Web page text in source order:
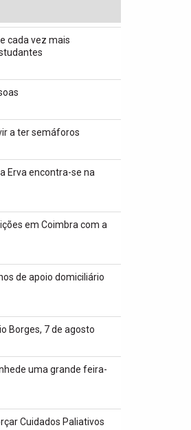
cada vez mais
a ter semáforos
Erva encontra-se na
em Coimbra com a
de apoio domiciliário
Borges, 7 de agosto
uma grande feira-
Cuidados Paliativos